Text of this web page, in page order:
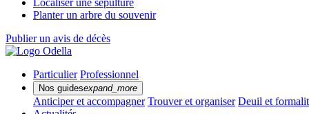
Localiser une sépulture
Planter un arbre du souvenir
Publier un avis de décès
Particulier Professionnel
Nos guidesexpand_more
Anticiper et accompagner Trouver et organiser Deuil et